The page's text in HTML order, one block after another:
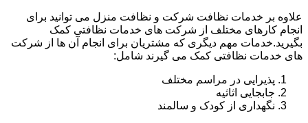
علاوه بر خدمات نظافت شرکت و نظافت منزل می توانید برای
انجام کارهای مختلف از شرکت های خدمات نظافتی کمک
بگیرید.خدمات مهم دیگری که مشتریان برای انجام آن ها از شرکت
های خدمات نظافتی کمک می گیرند شامل:
پذیرایی در مراسم مختلف
جابجایی اثاثیه
نگهداری از کودک و سالمند